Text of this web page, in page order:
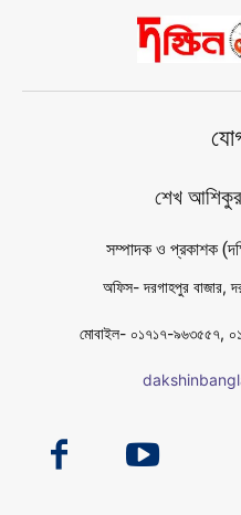
শেখ
সম্পাদক ও প্রকাশক
অফিস- দরগাহপুর বাজার,
মোবাইল- ০১৭১৭-৯৬৩৫৫৭,